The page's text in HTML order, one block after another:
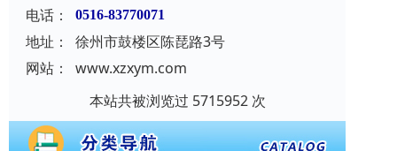
电话： 0516-83770071
地址：
徐州市鼓楼区陈琵路3号
网站：
www.xzxym.com
本站共被浏览过 5715952 次